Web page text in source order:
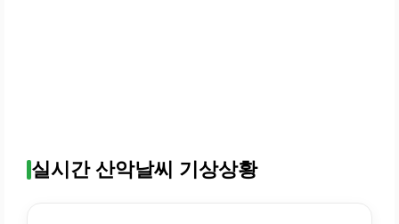
실시간 산악날씨 기상상황